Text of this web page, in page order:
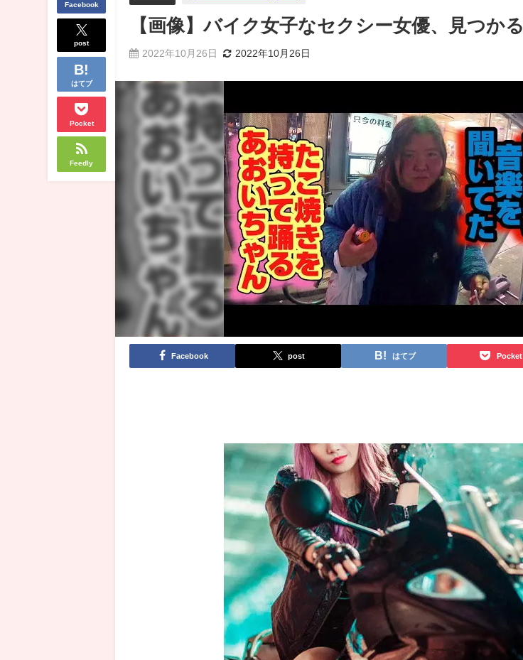
Facebook
post
はてブ
Pocket
Feedly
【画像】バイク女子なセクシー女優、見つかる
2022年10月26日 2022年10月26日
Facebook post はてブ Pocket